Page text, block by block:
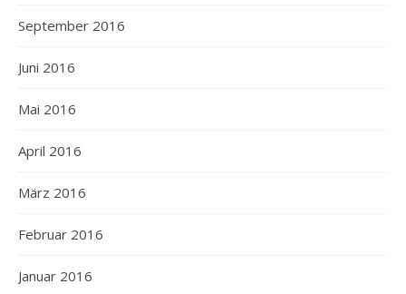
September 2016
Juni 2016
Mai 2016
April 2016
März 2016
Februar 2016
Januar 2016